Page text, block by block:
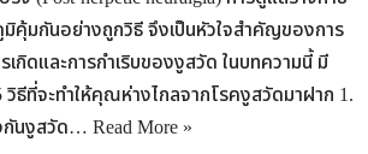
มิคุ้มกันอย่างถูกวิธี จึงเป็นหัวใจสำคัญของการ
เกิดและการกำเริบของงูสวัด ในบทความนี้ มี
วิธีที่จะทำให้คุณห่างไกลจากโรคงูสวัดมาฝาก 1.
กันงูสวัด… Read More »